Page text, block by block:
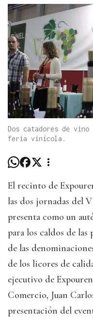
Dos catadores de
feria vinícola.
El recinto de
las dos jornadas del
presenta como un
para los caldos de las
de las
de los licores de
ejecutivo de
Comercio, Juan
presentación del